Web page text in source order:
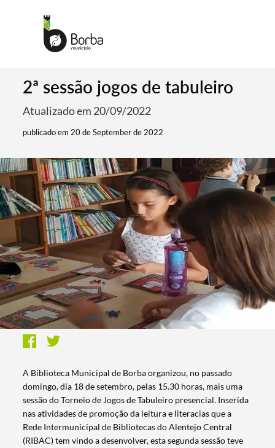
2ª sessão jogos de tabuleiro
Atualizado em 20/09/2022
publicado em 20 de September de 2022
A Biblioteca Municipal de Borba organizou, no passado
domingo, dia 18 de setembro, pelas 15.30 horas, mais uma
sessão do Torneio de Jogos de Tabuleiro presencial. Inserida
nas atividades de promoção da leitura e literacias que a
Rede Intermunicipal de Bibliotecas do Alentejo Central
(RIBAC) tem vindo a desenvolver, esta segunda sessão teve